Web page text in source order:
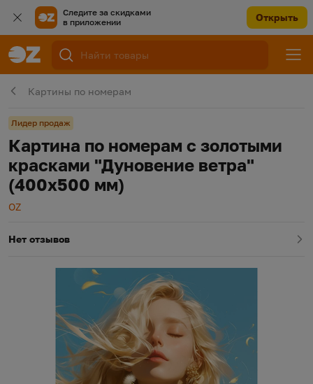
Следите за скидками
в приложении
Открыть
Картины по номерам
Лидер продаж
Картина по номерам с золотыми
красками "Дуновение ветра"
(400х500 мм)
Производитель
OZ
Нет отзывов